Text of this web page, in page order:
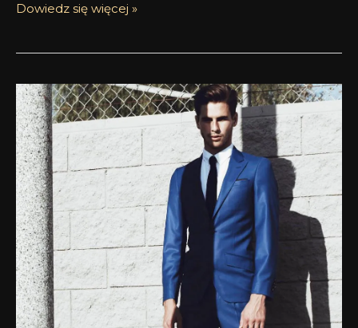
Dowiedz się więcej »
Zapach
wycięty
w
błękicie
–
Lapis
Lazuli
Olivier
Durbano